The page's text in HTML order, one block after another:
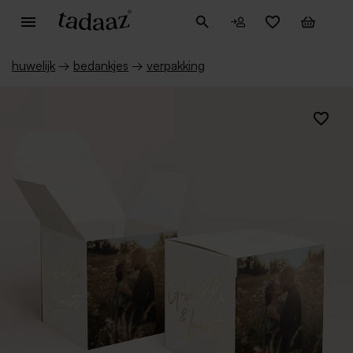
huwelijk → bedankjes → verpakking